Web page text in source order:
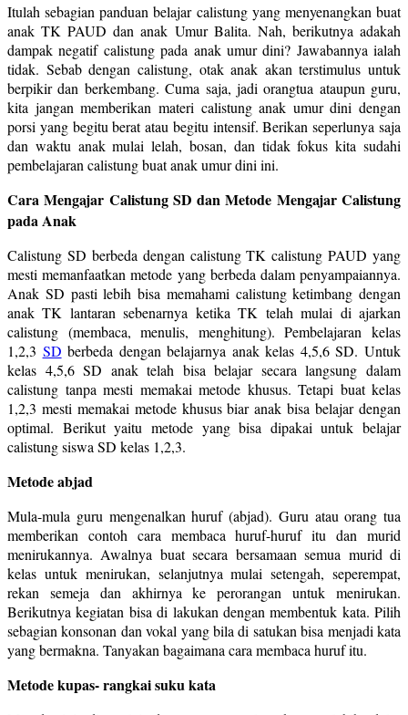
Itulah sebagian panduan belajar calistung yang menyenangkan buat
anak TK PAUD dan anak Umur Balita. Nah, berikutnya adakah
dampak negatif calistung pada anak umur dini? Jawabannya ialah
tidak. Sebab dengan calistung, otak anak akan terstimulus untuk
berpikir dan berkembang. Cuma saja, jadi orangtua ataupun guru,
kita jangan memberikan materi calistung anak umur dini dengan
porsi yang begitu berat atau begitu intensif. Berikan seperlunya saja
dan waktu anak mulai lelah, bosan, dan tidak fokus kita sudahi
pembelajaran calistung buat anak umur dini ini.
Cara Mengajar Calistung SD dan Metode Mengajar Calistung
pada Anak
Calistung SD berbeda dengan calistung TK calistung PAUD yang
mesti memanfaatkan metode yang berbeda dalam penyampaiannya.
Anak SD pasti lebih bisa memahami calistung ketimbang dengan
anak TK lantaran sebenarnya ketika TK telah mulai di ajarkan
calistung (membaca, menulis, menghitung). Pembelajaran kelas
1,2,3 SD berbeda dengan belajarnya anak kelas 4,5,6 SD. Untuk
kelas 4,5,6 SD anak telah bisa belajar secara langsung dalam
calistung tanpa mesti memakai metode khusus. Tetapi buat kelas
1,2,3 mesti memakai metode khusus biar anak bisa belajar dengan
optimal. Berikut yaitu metode yang bisa dipakai untuk belajar
calistung siswa SD kelas 1,2,3.
Metode abjad
Mula-mula guru mengenalkan huruf (abjad). Guru atau orang tua
memberikan contoh cara membaca huruf-huruf itu dan murid
menirukannya. Awalnya buat secara bersamaan semua murid di
kelas untuk menirukan, selanjutnya mulai setengah, seperempat,
rekan semeja dan akhirnya ke perorangan untuk menirukan.
Berikutnya kegiatan bisa di lakukan dengan membentuk kata. Pilih
sebagian konsonan dan vokal yang bila di satukan bisa menjadi kata
yang bermakna. Tanyakan bagaimana cara membaca huruf itu.
Metode kupas- rangkai suku kata